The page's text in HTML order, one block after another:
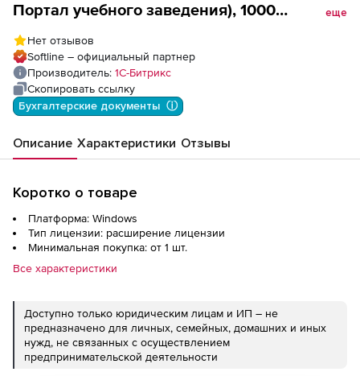
Портал учебного заведения), 1000
еще
Нет отзывов
Softline – официальный партнер
Производитель: 1С-Битрикс
Скопировать ссылку
Бухгалтерские документы  ⓘ
Описание Характеристики Отзывы
Коротко о товаре
Платформа: Windows
Тип лицензии: расширение лицензии
Минимальная покупка: от 1 шт.
Все характеристики
Доступно только юридическим лицам и ИП – не
предназначено для личных, семейных, домашних и иных
нужд, не связанных с осуществлением
предпринимательской деятельности